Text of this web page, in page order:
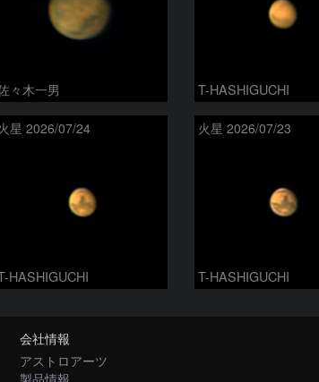
々木一男 T-HASHIGUCHI
星 2026/07/24
HASHIGUCHI
火星 2026/07/23
T-HASHIGUCHI
会社情報
アストロアーツ
製品情報